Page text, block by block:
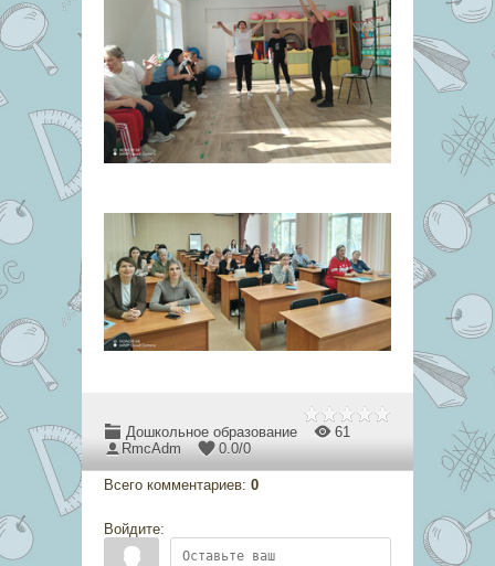
Дошкольное образование
61
RmcAdm
0.0/0
Всего комментариев: 0
Войдите: